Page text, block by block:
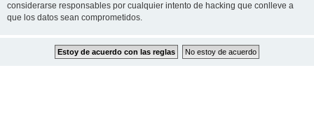
considerarse responsables por cualquier intento de hacking que conlleve a
que los datos sean comprometidos.